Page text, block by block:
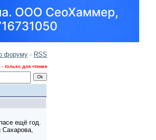
форуму · RSS
только для чтения
ещё год.
Сахарова,